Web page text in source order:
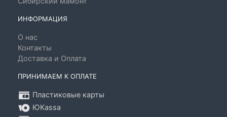
ИНФОРМАЦИЯ
О нас
Контакты
Доставка и Оплата
ПРИНИМАЕМ К ОПЛАТЕ
Пластиковые карты
ЮKassa